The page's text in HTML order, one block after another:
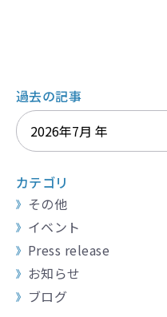
過去の記事
カテゴリ
その他
イベント
Press release
お知らせ
ブログ